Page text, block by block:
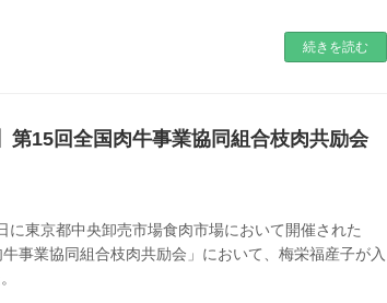
続きを読む
第15回全国肉牛事業協同組合枝肉共励会
に東京都中央卸売市場食肉市場において開催された
牛事業協同組合枝肉共励会」において、梅栄福産子が入